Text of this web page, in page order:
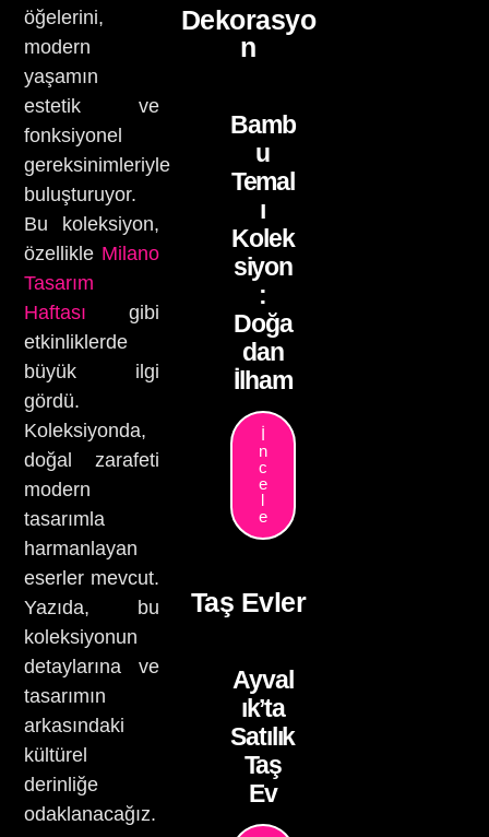
öğelerini,
modern
yaşamın
estetik ve
fonksiyonel
gereksinimleriyle
buluşturuyor.
Bu koleksiyon,
özellikle Milano
Tasarım
Haftası gibi
etkinliklerde
büyük ilgi
gördü.
Koleksiyonda,
doğal zarafeti
modern
tasarımla
harmanlayan
eserler mevcut.
Yazıda, bu
koleksiyonun
detaylarına ve
tasarımın
arkasındaki
kültürel
derinliğe
odaklanacağız.
Dekorasyo
n
Bamb
u
Temal
ı
Kolek
siyon
:
Doğa
dan
İlham
İ
n
c
e
l
e
Taş Evler
Ayval
ık’ta
Satılık
Taş
Ev